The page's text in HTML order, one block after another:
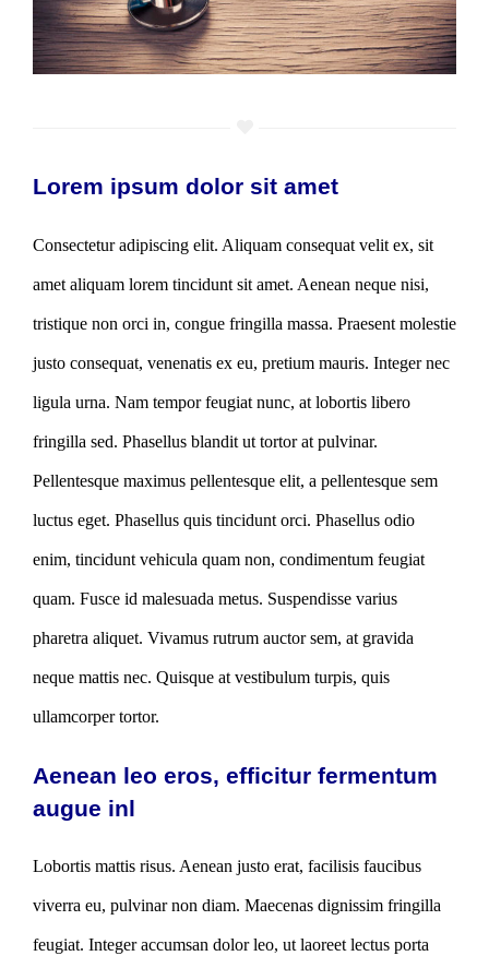
Lorem ipsum dolor sit amet
Consectetur adipiscing elit. Aliquam consequat velit ex, sit
amet aliquam lorem tincidunt sit amet. Aenean neque nisi,
tristique non orci in, congue fringilla massa. Praesent molestie
justo consequat, venenatis ex eu, pretium mauris. Integer nec
ligula urna. Nam tempor feugiat nunc, at lobortis libero
fringilla sed. Phasellus blandit ut tortor at pulvinar.
Pellentesque maximus pellentesque elit, a pellentesque sem
luctus eget. Phasellus quis tincidunt orci. Phasellus odio
enim, tincidunt vehicula quam non, condimentum feugiat
quam. Fusce id malesuada metus. Suspendisse varius
pharetra aliquet. Vivamus rutrum auctor sem, at gravida
neque mattis nec. Quisque at vestibulum turpis, quis
ullamcorper tortor.
Aenean leo eros, efficitur fermentum
augue inl
Lobortis mattis risus. Aenean justo erat, facilisis faucibus
viverra eu, pulvinar non diam. Maecenas dignissim fringilla
feugiat. Integer accumsan dolor leo, ut laoreet lectus porta